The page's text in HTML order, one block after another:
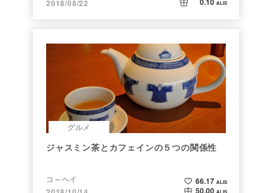
2018/08/22
ALIS
グルメ
ジャスミン茶とカフェインの５つの関係性
コ～ヘイ
66.17 ALIS
50.00